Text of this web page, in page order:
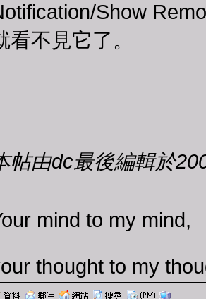
Show
看不見它了。
帖由dc最後編輯於
mind to my mind,
thought to my